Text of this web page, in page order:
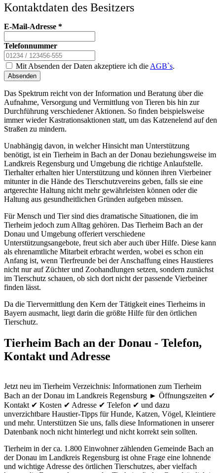
Kontaktdaten des Besitzers
E-Mail-Adresse *
Telefonnummer
Mit Absenden der Daten akzeptiere ich die AGB`s.
Absenden
Das Spektrum reicht von der Information und Beratung über die
Aufnahme, Versorgung und Vermittlung von Tieren bis hin zur
Durchführung verschiedener Aktionen. So finden beispielsweise
immer wieder Kastrationsaktionen statt, um das Katzenelend auf den
Straßen zu mindern.
Unabhängig davon, in welcher Hinsicht man Unterstützung
benötigt, ist ein Tierheim in Bach an der Donau beziehungsweise im
Landkreis Regensburg und Umgebung die richtige Anlaufstelle.
Tierhalter erhalten hier Unterstützung und können ihren Vierbeiner
mitunter in die Hände des Tierschutzvereins geben, falls sie eine
artgerechte Haltung nicht mehr gewährleisten können oder die
Haltung aus gesundheitlichen Gründen aufgeben müssen.
Für Mensch und Tier sind dies dramatische Situationen, die im
Tierheim jedoch zum Alltag gehören. Das Tierheim Bach an der
Donau und Umgebung offeriert verschiedene
Unterstützungsangebote, freut sich aber auch über Hilfe. Diese kann
als ehrenamtliche Mitarbeit erbracht werden, wobei es schon ein
Anfang ist, wenn Tierfreunde bei der Anschaffung eines Haustieres
nicht nur auf Züchter und Zoohandlungen setzen, sondern zunächst
im Tierschutz schauen, ob sich dort nicht der passende Vierbeiner
finden lässt.
Da die Tiervermittlung den Kern der Tätigkeit eines Tierheims in
Bayern ausmacht, liegt darin die größte Hilfe für den örtlichen
Tierschutz.
Tierheim Bach an der Donau - Telefon,
Kontakt und Adresse
Jetzt neu im Tierheim Verzeichnis: Informationen zum Tierheim
Bach an der Donau im Landkreis Regensburg ► Öffnungszeiten ✔
Kontakt ✔ Kosten ✔ Adresse ✔ Telefon ✔ und dazu
unverzichtbare Haustier-Tipps für Hunde, Katzen, Vögel, Kleintiere
und mehr. Unterstützen Sie uns, falls diese Informationen in unserer
Datenbank noch nicht hinterlegt und nicht korrekt sein sollten.
Tierheim in der ca. 1.800 Einwohner zählenden Gemeinde Bach an
der Donau im Landkreis Regensburg ist ohne Frage eine lohnende
und wichtige Adresse des örtlichen Tierschutzes, aber vielfach